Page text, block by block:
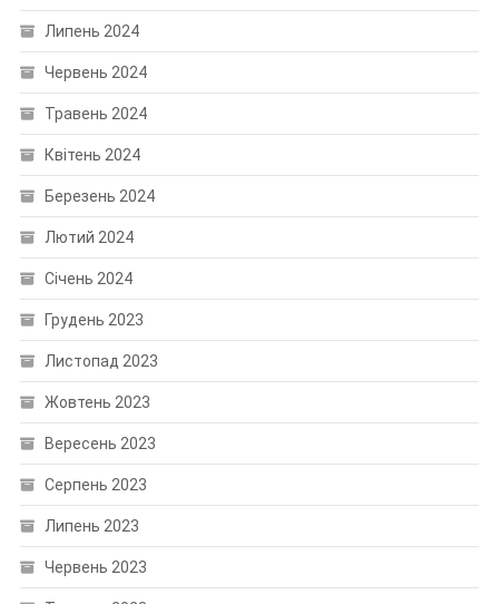
Липень 2024
Червень 2024
Травень 2024
Квітень 2024
Березень 2024
Лютий 2024
Січень 2024
Грудень 2023
Листопад 2023
Жовтень 2023
Вересень 2023
Серпень 2023
Липень 2023
Червень 2023